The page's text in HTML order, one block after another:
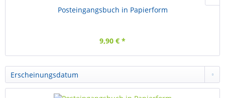
Posteingangsbuch in Papierform
9,90 € *